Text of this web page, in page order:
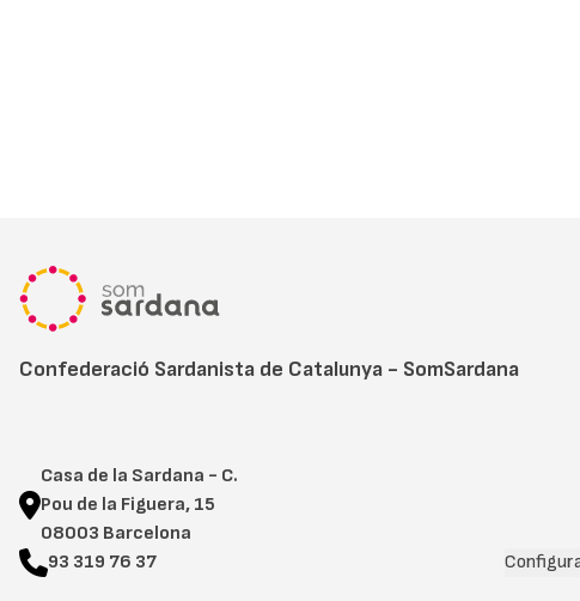
Confederació Sardanista de Catalunya - SomSardana
Casa de la Sardana - C.
Pou de la Figuera, 15
08003 Barcelona
93 319 76 37